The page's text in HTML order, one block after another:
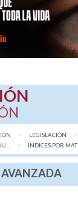
LEGISLACIÓN
AQUÍ:
ÍNDICES POR